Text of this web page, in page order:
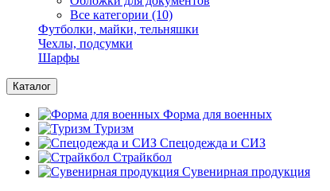
Все категории (10)
Футболки, майки, тельняшки
Чехлы, подсумки
Шарфы
Каталог
Форма для военных
Туризм
Спецодежда и СИЗ
Страйкбол
Сувенирная продукция